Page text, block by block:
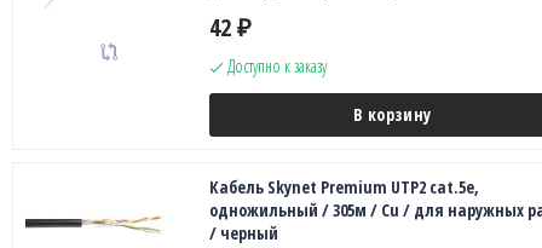
42 ₽
Доступно к заказу
В корзину
Кабель Skynet Premium UTP2 cat.5е,
одножильный / 305м / Cu / для наружных
/ черный